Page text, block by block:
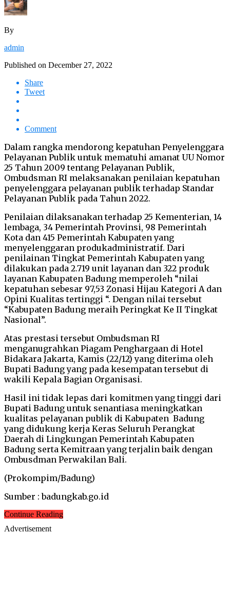
By
admin
Published on December 27, 2022
Share
Tweet
Comment
Dalam rangka mendorong kepatuhan Penyelenggara
Pelayanan Publik untuk mematuhi amanat UU Nomor
25 Tahun 2009 tentang Pelayanan Publik,
Ombudsman RI melaksanakan penilaian kepatuhan
penyelenggara pelayanan publik terhadap Standar
Pelayanan Publik pada Tahun 2022.
Penilaian dilaksanakan terhadap 25 Kementerian, 14
lembaga, 34 Pemerintah Provinsi, 98 Pemerintah
Kota dan 415 Pemerintah Kabupaten yang
menyelenggaran produkadministratif. Dari
penilainan Tingkat Pemerintah Kabupaten yang
dilakukan pada 2.719 unit layanan dan 322 produk
layanan Kabupaten Badung memperoleh “nilai
kepatuhan sebesar 97,53 Zonasi Hijau Kategori A dan
Opini Kualitas tertinggi “. Dengan nilai tersebut
“Kabupaten Badung meraih Peringkat Ke II Tingkat
Nasional”.
Atas prestasi tersebut Ombudsman RI
menganugrahkan Piagam Penghargaan di Hotel
Bidakara Jakarta, Kamis (22/12) yang diterima oleh
Bupati Badung yang pada kesempatan tersebut di
wakili Kepala Bagian Organisasi.
Hasil ini tidak lepas dari komitmen yang tinggi dari
Bupati Badung untuk senantiasa meningkatkan
kualitas pelayanan publik di Kabupaten Badung
yang didukung kerja Keras Seluruh Perangkat
Daerah di Lingkungan Pemerintah Kabupaten
Badung serta Kemitraan yang terjalin baik dengan
Ombusdman Perwakilan Bali.
(Prokompim/Badung)
Sumber : badungkab.go.id
Continue Reading
Advertisement